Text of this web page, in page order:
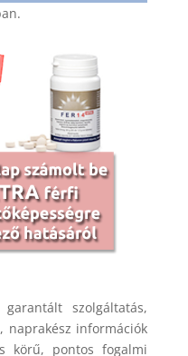
szolgáltatás,
naprakész információk
körű, pontos fogalmi